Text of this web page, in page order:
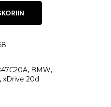
, BMW,
, xDrive 20d